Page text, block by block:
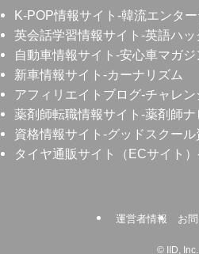
K-POP情報サイト -韓流エンタ
英会話学習情報サイト -英語ハッ
自動車情報サイト -安心車マガジ
新車情報サイト -カーナリズム
アフィリエイトブログ-チャレ
薬剤師転職情報サイト -薬剤師ナ
資格情報サイト -グッドスクー
タイヤ通販サイト（ECサイト）
運営者情報 お
© IID, Inc.